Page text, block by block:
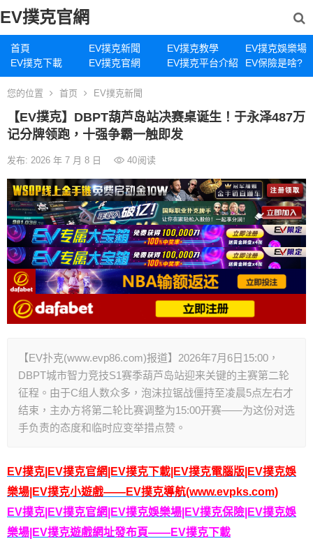
EV撲克官網
首頁 EV撲克新聞 EV撲克教學
EV撲克娛樂場
EV撲克下載
EV撲克官網 EV撲克平台介紹 EV保險是啥?
您的位置 首页 EV撲克新聞
【EV撲克】DBPT葫芦岛站决赛桌诞生！于永泽487万
记分牌领跑，十强争霸一触即发
发布: 2026 年 7 月 8 日 40阅读
【EV扑克(www.evp86.com)报道】2026年7月6日15:00，
DBPT城市智力竞技S1赛季葫芦岛站迎来关键的主赛第二轮
征程。由于C组人数众多，泡沫拉锯战僵持至凌晨5点左右才
结束，主办方将第二轮比赛调整为15:00开赛——为这份对选
手负责的态度和临时应变举措点赞。
EV撲克|EV撲克官網|EV撲克下載|EV撲克電腦版|EV撲克娛
樂場|EV撲克小遊戲——EV撲克導航(www.evpks.com)
EV撲克|EV撲克官網|EV撲克娛樂場|EV撲克保險|EV撲克娛
樂場|EV撲克遊戲網址發布頁——EV撲克下載